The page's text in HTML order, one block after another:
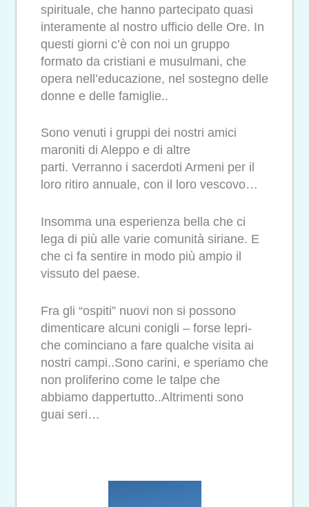
spirituale, che hanno partecipato quasi
interamente al nostro ufficio delle Ore. In
questi giorni c’è con noi un gruppo
formato da cristiani e musulmani, che
opera nell’educazione, nel sostegno delle
donne e delle famiglie..
Sono venuti i gruppi dei nostri amici
maroniti di Aleppo e di altre
parti. Verranno i sacerdoti Armeni per il
loro ritiro annuale, con il loro vescovo…
Insomma una esperienza bella che ci
lega di più alle varie comunità siriane. E
che ci fa sentire in modo più ampio il
vissuto del paese.
Fra gli “ospiti” nuovi non si possono
dimenticare alcuni conigli – forse lepri-
che cominciano a fare qualche visita ai
nostri campi..Sono carini, e speriamo che
non proliferino come le talpe che
abbiamo dappertutto..Altrimenti sono
guai seri…